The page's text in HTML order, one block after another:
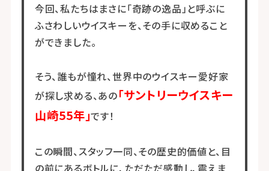
今回、私たちはまさに「奇跡の逸品」と呼ぶに
ふさわしいウイスキーを、その手に収めること
ができました。
そう、誰もが憧れ、世界中のウイスキー愛好家
が探し求める、あの「サントリーウイスキー
山崎55年」です！
この瞬間、スタッフ一同、その歴史的価値と、目
の前にあるボトルに、ただただ感動し、震えま